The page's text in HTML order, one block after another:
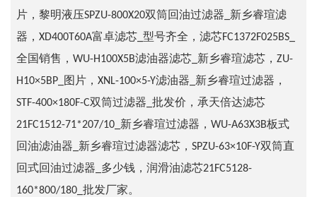
片，黎明液压SPZU-800X20双筒回油过滤器_新乡睿瑄滤
器，XD400T60A富卓滤芯_型号齐全，滤芯FC1372F025BS_
全国销售，WU-H100X5B滤油器滤芯_新乡睿瑄滤芯，ZU-
H10×5BP_图片，XNL-100×5-Y滤油器_新乡睿瑄过滤器，
STF-400×180F-C双筒过滤器_批发价，承天倍达滤芯
21FC1512-71*207/10_新乡睿瑄过滤器，WU-A63X3B板式
回油滤油器_新乡睿瑄过滤器滤芯，SPZU-63×10F-Y双筒直
回式回油过滤器_多少钱，润滑油滤芯21FC5128-
160*800/180_批发厂家。